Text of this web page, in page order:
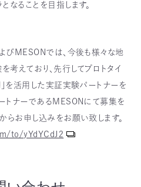
なることを目指します。
びMESONでは、今後も様々な地
考えており、先行してプロトタイ
を活用した実証実験パートナーを
トナーであるMESONにて募集を
らお申し込みをお願い致します。
to/yYdYCdJ2